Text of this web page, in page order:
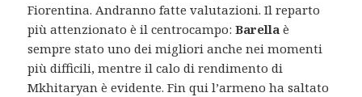
Fiorentina. Andranno fatte valutazioni. Il reparto
più attenzionato è il centrocampo:Barella è
sempre stato uno dei migliori anche nei momenti
più difficili, mentre il calo di rendimento di
Mkhitaryan è evidente. Fin qui l’armeno ha saltato